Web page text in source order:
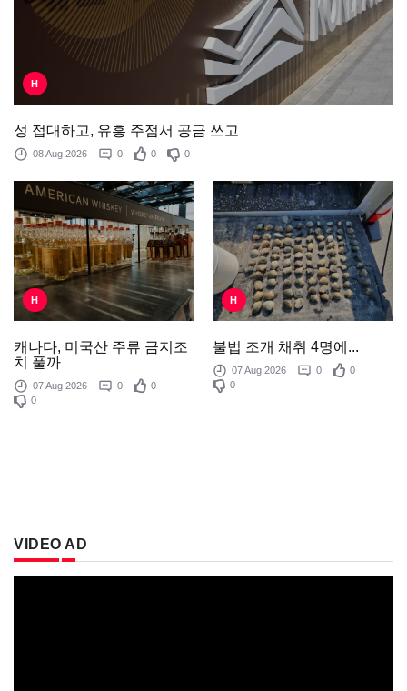
H
성 접대하고, 유흥 주점서 공금 쓰고
08 Aug 2026 0 0 0
H
캐나다, 미국산 주류 금지조
치 풀까
07 Aug 2026 0
0
0
H
불법 조개 채취 4명에...
07 Aug 2026 0
0
0
VIDEO AD